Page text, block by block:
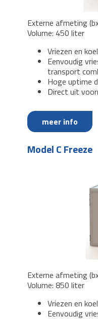
Externe afmeting
Volume: 450 liter
Vriezen en
Eenvoudig
transport
Hoge uptime
Direct uit
meer info
Model C Freeze
Externe afmeting
Volume: 850 liter
Vriezen en
Eenvoudig